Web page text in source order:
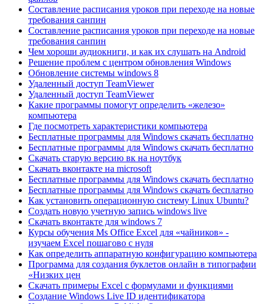
Составление расписания уроков при переходе на новые
требования санпин
Составление расписания уроков при переходе на новые
требования санпин
Чем хороши аудиокниги, и как их слушать на Android
Решение проблем с центром обновления Windows
Обновление системы windows 8
Удаленный доступ TeamViewer
Удаленный доступ TeamViewer
Какие программы помогут определить «железо»
компьютера
Где посмотреть характеристики компьютера
Бесплатные программы для Windows скачать бесплатно
Бесплатные программы для Windows скачать бесплатно
Скачать старую версию вк на ноутбук
Скачать вконтакте на microsoft
Бесплатные программы для Windows скачать бесплатно
Бесплатные программы для Windows скачать бесплатно
Как установить операционную систему Linux Ubuntu?
Создать новую учетную запись windows live
Скачать вконтакте для windows 7
Курсы обучения Ms Office Excel для «чайников» -
изучаем Excel пошагово с нуля
Как определить аппаратную конфигурацию компьютера
Программа для создания буклетов онлайн в типографии
«Низких цен
Скачать примеры Excel с формулами и функциями
Создание Windows Live ID идентификатора